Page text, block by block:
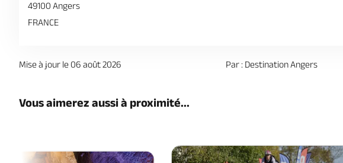
49100 Angers
FRANCE
Mise à jour le 06 août 2026 Par : Destination Angers
Vous aimerez aussi à proximité...